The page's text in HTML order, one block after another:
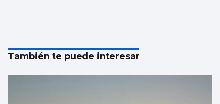
También te puede interesar